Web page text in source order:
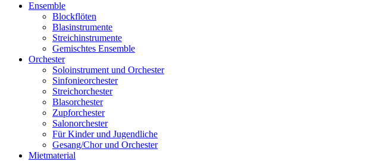
Ensemble
Blockflöten
Blasinstrumente
Streichinstrumente
Gemischtes Ensemble
Orchester
Soloinstrument und Orchester
Sinfonieorchester
Streichorchester
Blasorchester
Zupforchester
Salonorchester
Für Kinder und Jugendliche
Gesang/Chor und Orchester
Mietmaterial